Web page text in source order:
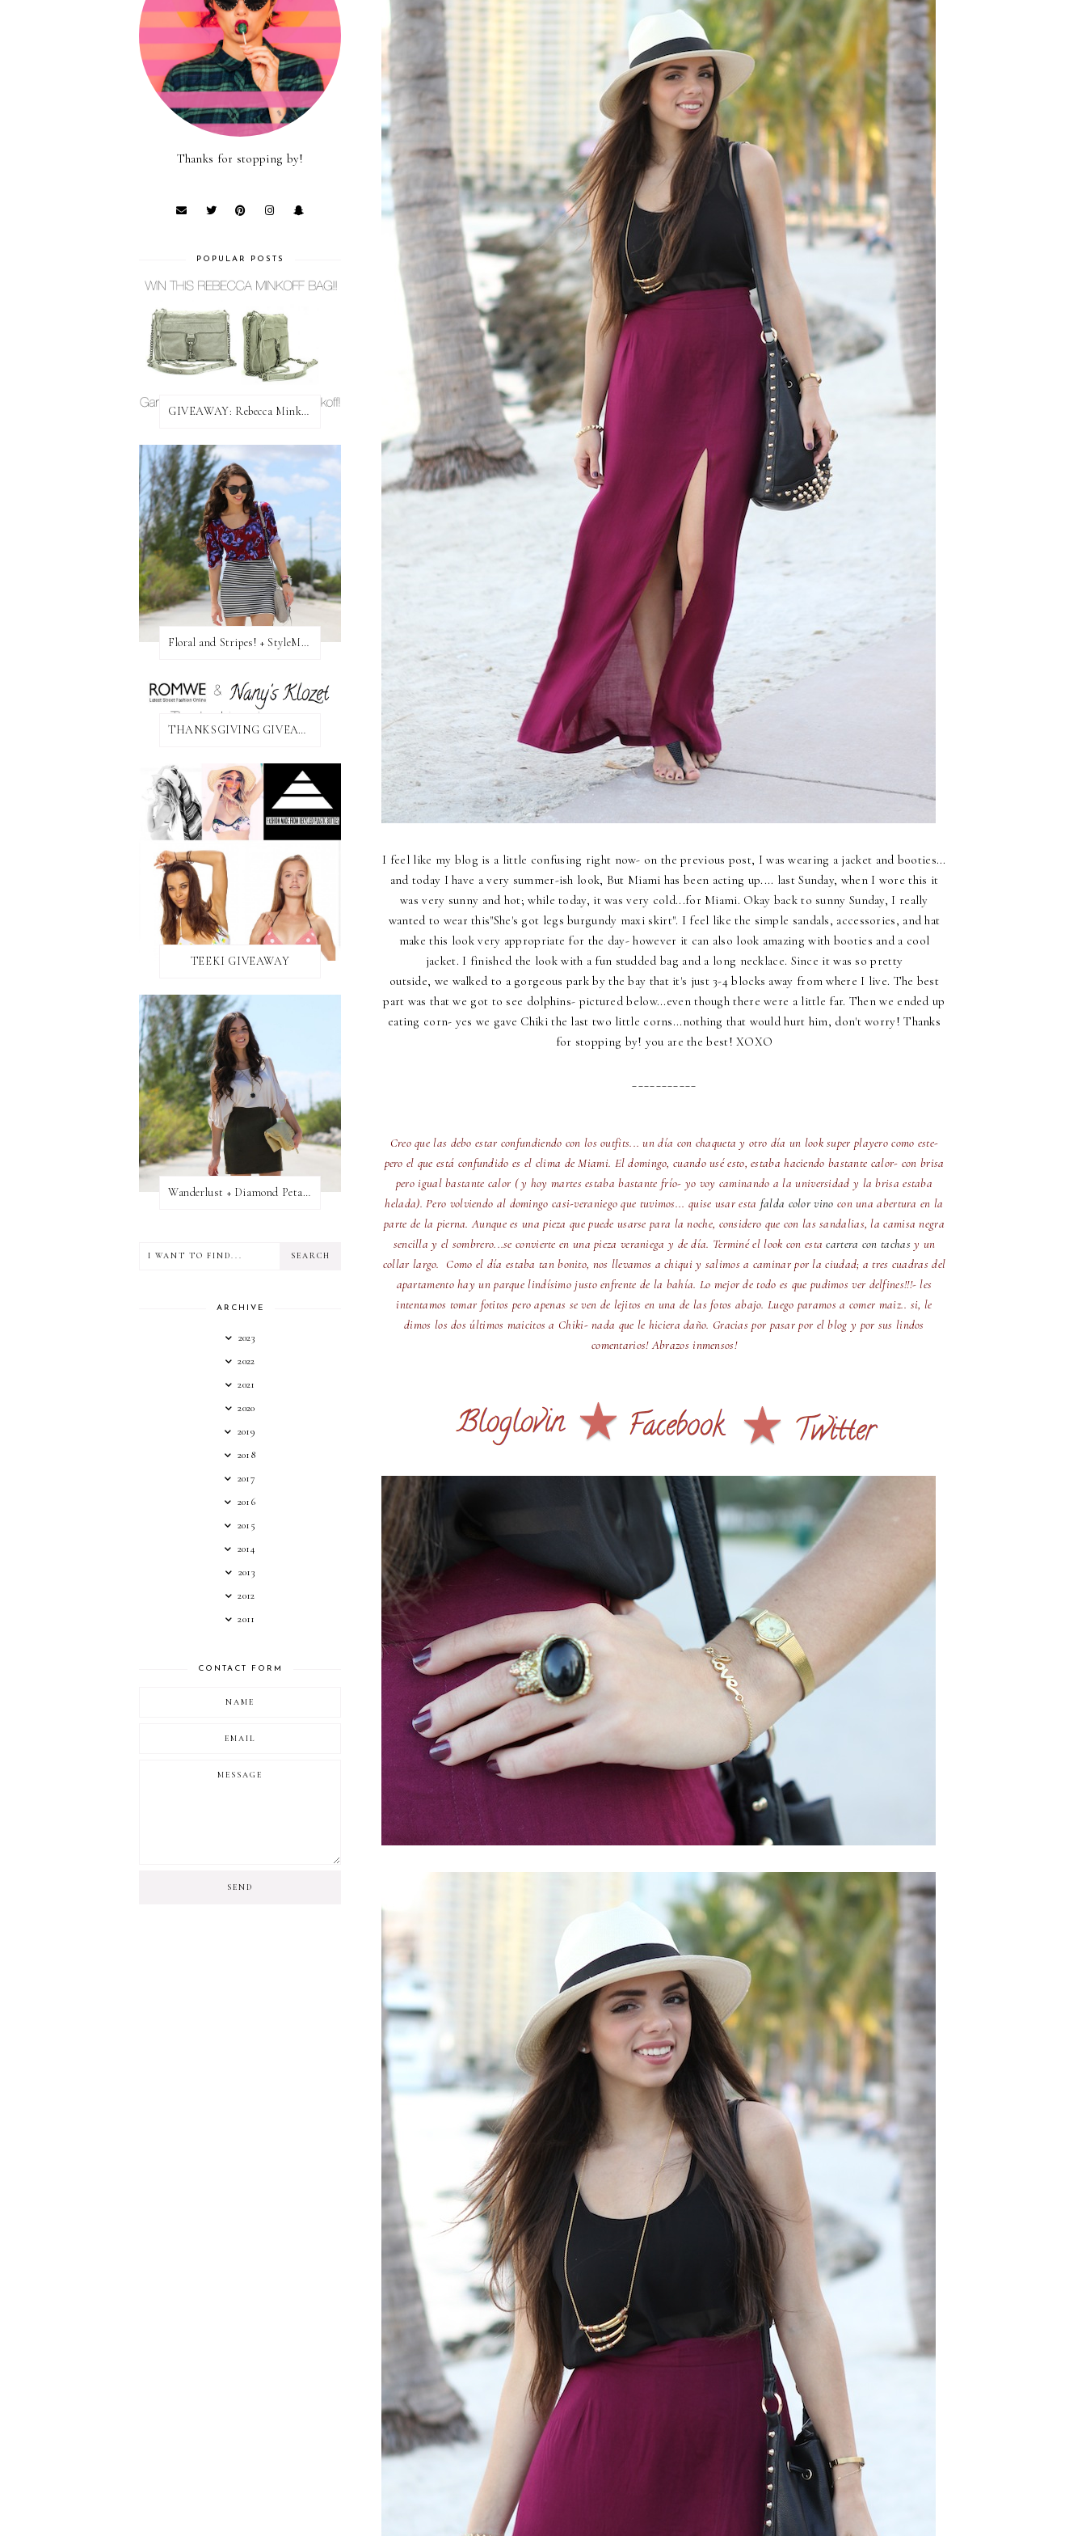
I feel like my blog is a little confusing right now- on the previous post, I was wearing a jacket and booties...
and today I have a very summer-ish look, But Miami has been acting up.... last Sunday, when I wore this it
was very sunny and hot; while today, it was very cold...for Miami. Okay back to sunny Sunday, I really
wanted to wear this"She's got legs burgundy maxi skirt". I feel like the simple sandals, accessories, and hat
make this look very appropriate for the day- however it can also look amazing with booties and a cool
jacket. I finished the look with a fun studded bag and a long necklace. Since it was so pretty
outside, we walked to a gorgeous park by the bay that it's just 3-4 blocks away from where I live. The best
part was that we got to see dolphins- pictured below...even though there were a little far. Then we ended up
eating corn- yes we gave Chiki the last two little corns...nothing that would hurt him, don't worry! Thanks
for stopping by! you are the best! XOXO
Creo que las debo estar confundiendo con los outfits... un día con chaqueta y otro día un look super playero como este-
pero el que está confundido es el clima de Miami. El domingo, cuando usé esto, estaba haciendo bastante calor- con brisa
pero igual bastante calor ( y hoy martes estaba bastante frío- yo voy caminando a la universidad y la brisa estaba
helada). Pero volviendo al domingo casi-veraniego que tuvimos... quise usar esta falda color vino con una abertura en la
parte de la pierna. Aunque es una pieza que puede usarse para la noche, considero que con las sandalias, la camisa negra
sencilla y el sombrero...se convierte en una pieza veraniega y de día. Terminé el look con estacartera con tachas y un
collar largo. Como el día estaba tan bonito, nos llevamos a chiqui y salimos a caminar por la ciudad; a tres cuadras del
apartamento hay un parque lindísimo justo enfrente de la bahía. Lo mejor de todo es que pudimos ver delfines!!!- les
intentamos tomar fotitos pero apenas se ven de lejitos en una de las fotos abajo. Luego paramos a comer maiz.. si, le
dimos los dos últimos maicitos a Chiki- nada que le hiciera daño. Gracias por pasar por el blog y por sus lindos
comentarios! Abrazos inmensos!
Thanks for stopping by!
POPULAR POSTS
GIVEAWAY: Rebecca Minkoff Bag!
Floral and Stripes! + StyleMint GIVEAWAY!
THANKSGIVING GIVEAWAY!
TEEKI GIVEAWAY
Wanderlust + Diamond Petal Giveaway
ARCHIVE
2023
2022
2021
2020
2019
2018
2017
2016
2015
2014
2013
2012
2011
CONTACT FORM